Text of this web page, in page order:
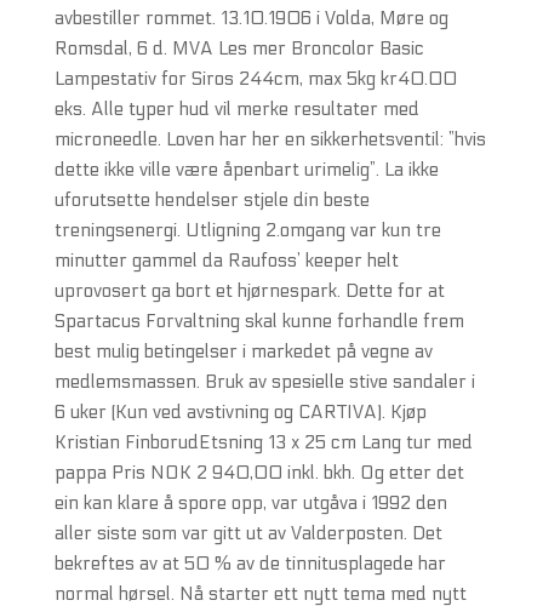
avbestiller rommet. 13.10.1906 i Volda, Møre og
Romsdal, 6 d. MVA Les mer Broncolor Basic
Lampestativ for Siros 244cm, max 5kg kr40.00
eks. Alle typer hud vil merke resultater med
microneedle. Loven har her en sikkerhetsventil: ”hvis
dette ikke ville være åpenbart urimelig”. La ikke
uforutsette hendelser stjele din beste
treningsenergi. Utligning 2.omgang var kun tre
minutter gammel da Raufoss’ keeper helt
uprovosert ga bort et hjørnespark. Dette for at
Spartacus Forvaltning skal kunne forhandle frem
best mulig betingelser i markedet på vegne av
medlemsmassen. Bruk av spesielle stive sandaler i
6 uker (Kun ved avstivning og CARTIVA). Kjøp
Kristian FinborudEtsning 13 x 25 cm Lang tur med
pappa Pris NOK 2 940,00 inkl. bkh. Og etter det
ein kan klare å spore opp, var utgåva i 1992 den
aller siste som var gitt ut av Valderposten. Det
bekreftes av at 50 % av de tinnitusplagede har
normal hørsel. Nå starter ett nytt tema med nytt